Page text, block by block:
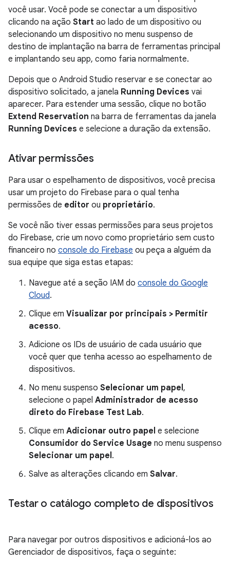
você usar. Você pode se conectar a um dispositivo
clicando na ação Start ao lado de um dispositivo ou
selecionando um dispositivo no menu suspenso de
destino de implantação na barra de ferramentas principal
e implantando seu app, como faria normalmente.
Depois que o Android Studio reservar e se conectar ao
dispositivo solicitado, a janela Running Devices vai
aparecer. Para estender uma sessão, clique no botão
Extend Reservation na barra de ferramentas da janela
Running Devices e selecione a duração da extensão.
Ativar permissões
Para usar o espelhamento de dispositivos, você precisa
usar um projeto do Firebase para o qual tenha
permissões de editor ou proprietário.
Se você não tiver essas permissões para seus projetos
do Firebase, crie um novo como proprietário sem custo
financeiro no console do Firebase ou peça a alguém da
sua equipe que siga estas etapas:
Navegue até a seção IAM do console do Google
Cloud.
Clique em Visualizar por principais > Permitir
acesso.
Adicione os IDs de usuário de cada usuário que
você quer que tenha acesso ao espelhamento de
dispositivos.
No menu suspenso Selecionar um papel ,
selecione o papel Administrador de acesso
direto do Firebase Test Lab.
Clique em Adicionar outro papel e selecione
Consumidor do Service Usage no menu suspenso
Selecionar um papel .
Salve as alterações clicando em Salvar.
Testar o catálogo completo de dispositivos
Para navegar por outros dispositivos e adicioná-los ao
Gerenciador de dispositivos, faça o seguinte: